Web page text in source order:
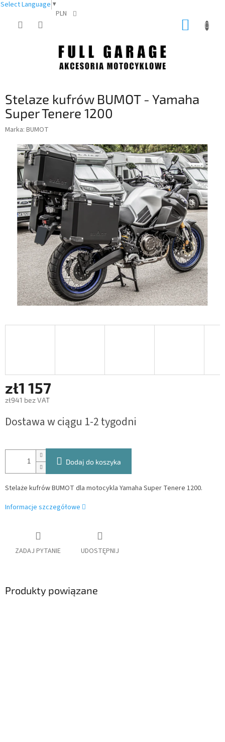
Select Language ▼
PLN
Stelaze kufrów BUMOT - Yamaha
Super Tenere 1200
Marka: BUMOT
zł1 157
zł941 bez VAT
jednostkowa:
Dostawa w ciągu 1-2 tygodni
Dodaj do koszyka
Stelaże kufrów BUMOT dla motocykla Yamaha Super Tenere 1200.
Informacje szczegółowe
ZADAJ PYTANIE UDOSTĘPNIJ
Produkty powiązane